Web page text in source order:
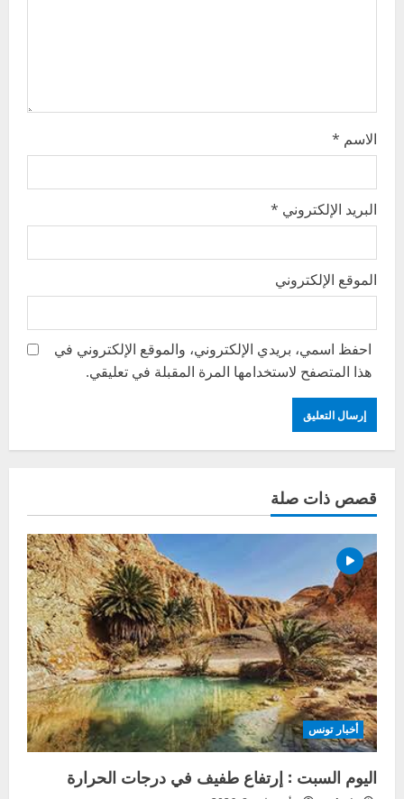
الاسم *
البريد الإلكتروني *
الموقع الإلكتروني
احفظ اسمي، بريدي الإلكتروني، والموقع الإلكتروني في
هذا المتصفح لاستخدامها المرة المقبلة في تعليقي.
قصص ذات صلة
أخبار تونس
اليوم السبت : إرتفاع طفيف في درجات الحرارة